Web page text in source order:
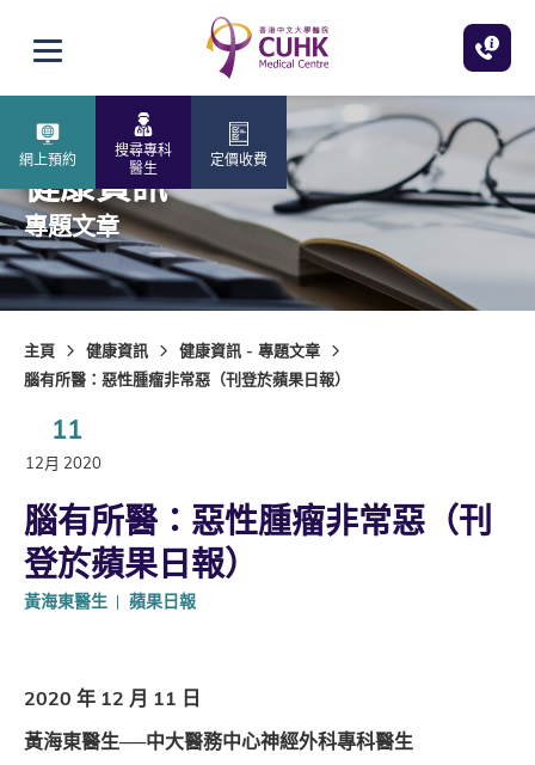
打開選單
網上預約
搜尋專科
醫生
定價收費
健康資訊
專題文章
主頁 健康資訊
健康資訊 - 專題文章
腦有所醫：惡性腫瘤非常惡（刊登於蘋果日報）
11
12月 2020
腦有所醫：惡性腫瘤非常惡（刊
登於蘋果日報）
黃海東醫生 蘋果日報
2020 年 12 月 11 日
黃海東醫生──中大醫務中心神經外科專科醫生